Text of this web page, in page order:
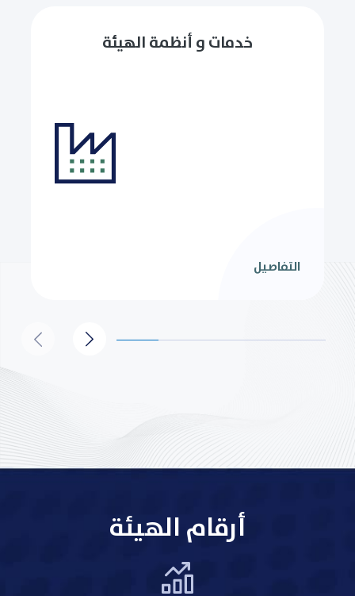
خدمات و أنظمة الهيئة
التفاصيل
أرقام الهيئة